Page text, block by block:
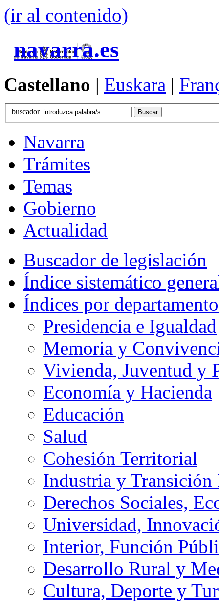
(ir al contenido)
navarra.es
Castellano | Euskara |
buscador
Navarra
Trámites
Temas
Gobierno
Actualidad
Buscador de legislación
Índice sistemático
Índices por
Presidencia e Igualdad
Memoria y
Vivienda, Juventud y
Economía y Hacienda
Educación
Salud
Cohesión Territorial
Industria y
Derechos Sociales,
Universidad,
Interior, Función
Desarrollo Rural y
Cultura, Deporte y